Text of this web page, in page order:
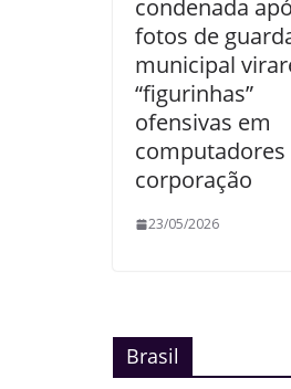
condenada
fotos de
municipal
“figurinhas”
ofensivas em
computadores
corporação
23/05/2026
Brasil